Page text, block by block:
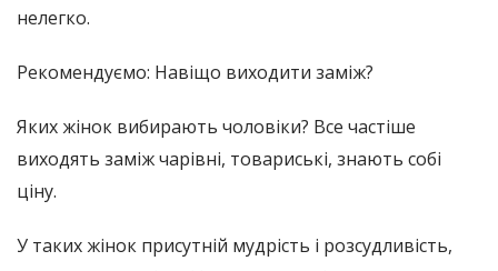
нелегко.
Рекомендуємо: Навіщо виходити заміж?
Яких жінок вибирають чоловіки? Все частіше
виходять заміж чарівні, товариські, знають собі
ціну.
У таких жінок присутній мудрість і розсудливість,